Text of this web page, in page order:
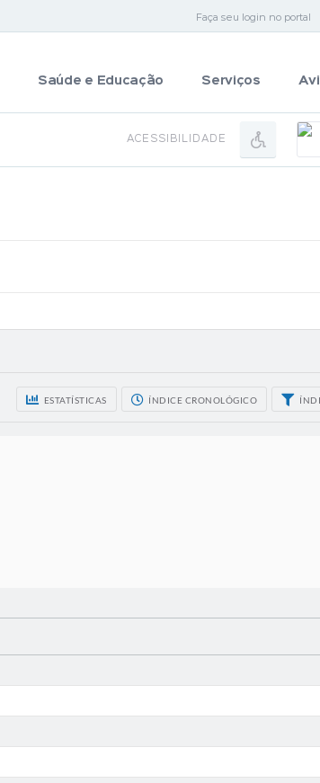
Faça seu login no portal
Saúde e Educação Serviços
ACESSIBILIDADE
ESTATÍSTICAS ÍNDICE CRONOLÓGICO